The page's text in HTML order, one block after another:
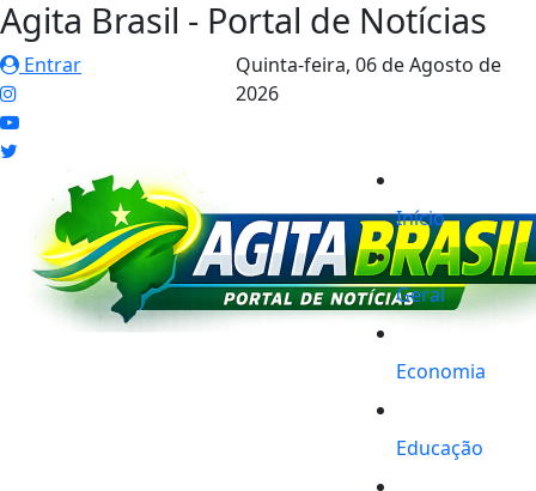
Agita Brasil - Portal de Notícias
Entrar Quinta-feira, 06 de Agosto de
2026
Início
Geral
Economia
Educação